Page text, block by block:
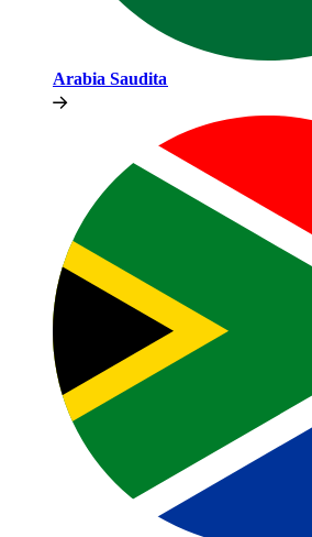
Arabia Saudita​​